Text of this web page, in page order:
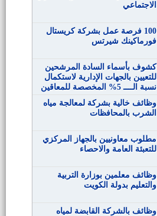
الاجتماعي
100 فرصة عمل بشركة كريستال
فورماكينك شيرتس
كشوف بأسماء السادة المرشحين
للتعيين بالجهات الإدارية لاستكمال
نسبة الــــ 5% المخصصة للمعاقين
وظائف خالية بشركة لمعالجة مياه
الشرب بالمحافظات
مطلوب معاونيين بالجهاز المركزي
للتعبئة العامة والاحصاء
وظائف معلمين بوزارة التربية
والتعليم بدولة الكويت
وظائف بالشركة القابضة لمياه